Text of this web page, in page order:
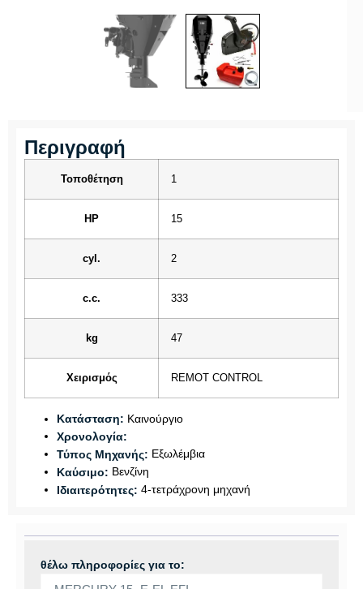
Περιγραφή
Τοποθέτηση 1
HP 15
cyl. 2
c.c. 333
kg 47
Χειρισμός REMOT CONTROL
Κατάσταση: Καινούργιο
Χρονολογία:
Τύπος Μηχανής: Εξωλέμβια
Καύσιμο: Βενζίνη
Ιδιαιτερότητες: 4-τετράχρονη μηχανή
θέλω πληροφορίες για το: